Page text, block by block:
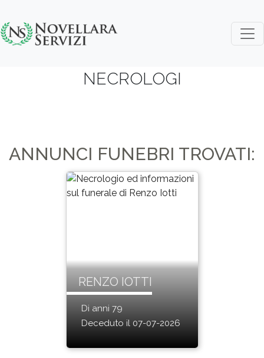
NECROLOGI
ANNUNCI FUNEBRI TROVATI:
RENZO IOTTI
Di anni 79
Deceduto il 07-07-2026